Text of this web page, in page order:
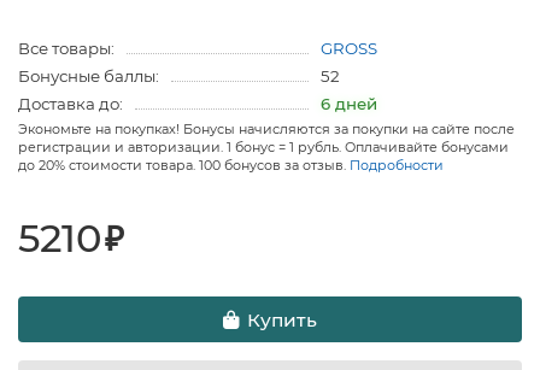
Все товары:
GROSS
Бонусные баллы:
52
Доставка до:
6 дней
Экономьте на покупках! Бонусы начисляются за покупки на сайте после
регистрации и авторизации. 1 бонус = 1 рубль. Оплачивайте бонусами
до 20% стоимости товара. 100 бонусов за отзыв. Подробности
5210₽
Купить